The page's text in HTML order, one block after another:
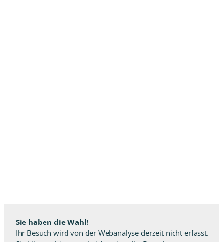
Sie haben die Wahl!
Ihr Besuch wird von der Webanalyse derzeit nicht erfasst.